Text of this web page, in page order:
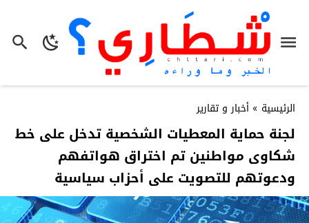
الرئيسية » أخبار و تقارير
لجنة حماية المعطيات الشخصية تدخل على خط
شكاوى مواطنين تم اختراق هواتفهم
ودعوتهم للتصويت على أحزاب سياسية